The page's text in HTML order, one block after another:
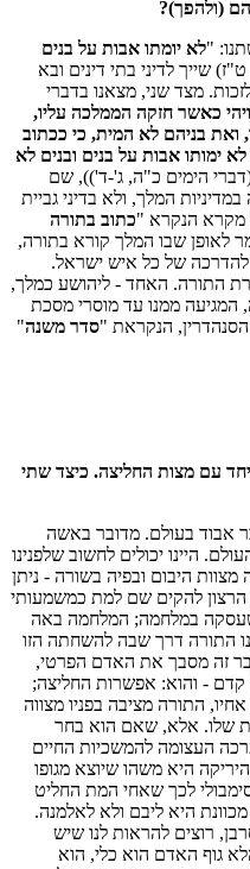
(ולהפך)?
"לא יומתו אבות על בנים
שייך לדיני בתי דינים ובא
מצד שני, מצאנו בדברי
ויהי כאשר חזקה הממלכה עליו,
ואת בניהם לא המית, כי ככתוב
אבות על בנים ובנים לא
הימים כ"ה, ג'-ד')), שם
המלך, ולא בדיני גביית
מקרא הנקרא "כתוב בתורה
לאופן שבו המלך קורא בתורה,
של כל איש ישראל.
התורה. האחד - ליהושע כמלך,
ממנו עד מוסרי מסכת
הנקראת "סדר משנה"
עם מצות החליצה. כיצד שתי
אבוד בעולם. מדובר באשה
היינו יכולים לחשוב שלפנינו
היבום ובפיה בשורה - ניתן
להקים שם למת כמשמעותי
במלחמה; המלחמה באה
התורה דרך שבה להשחתה הזו
זה מסבך את האדם הפרטי,
קדם - והוא: אפשרות החליצה;
התורה מציבה בפניו מצווה
שלו. אלא, שאם הוא בחר
העצומה להמשכיות החיים
היא משהו שיוצא מגופו
לכך שאחי המת החליט
היא ליבם ולא לאלמנה.
רוצים להראות לנו שיש
גוף האדם הוא כלי, הוא